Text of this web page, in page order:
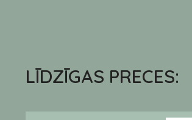
LĪDZĪGAS PRECES: